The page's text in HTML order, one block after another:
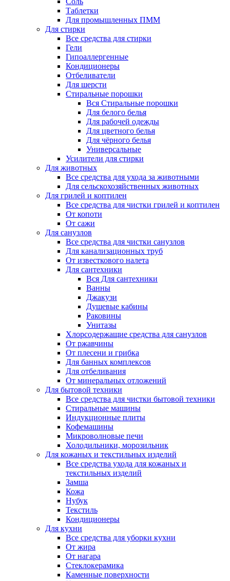
Таблетки
Для промышленных ПММ
Для стирки
Все средства для стирки
Гели
Гипоаллергенные
Кондиционеры
Отбеливатели
Для шерсти
Стиральные порошки
Вся Стиральные порошки
Для белого белья
Для рабочей одежды
Для цветного белья
Для чёрного белья
Универсальные
Усилители для стирки
Для животных
Все средства для ухода за животными
Для сельскохозяйственных животных
Для грилей и коптилен
Все средства для чистки грилей и коптилен
От копоти
От сажи
Для санузлов
Все средства для чистки санузлов
Для канализационных труб
От известкового налета
Для сантехники
Вся Для сантехники
Ванны
Джакузи
Душевые кабины
Раковины
Унитазы
Хлорсодержащие средства для санузлов
От ржавчины
От плесени и грибка
Для банных комплексов
Для отбеливания
От минеральных отложений
Для бытовой техники
Все средства для чистки бытовой техники
Стиральные машины
Индукционные плиты
Кофемашины
Микроволновые печи
Холодильники, морозильник
Для кожаных и текстильных изделий
Все средства ухода для кожаных и
текстильных изделий
Замша
Кожа
Нубук
Текстиль
Кондиционеры
Для кухни
Все средства для уборки кухни
От жира
От нагара
Стеклокерамика
Каменные поверхности